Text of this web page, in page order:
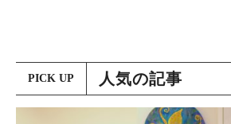
人気の記事
PICK UP